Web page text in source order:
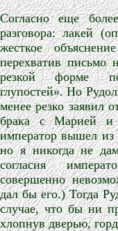
Согласно еще
разговора: лакей
жесткое
перехватив письмо
резкой форме
глупостей». Но
менее резко заявил
брака с Марией и
император вышел из
но я никогда не
согласия
совершенно
дал бы его.) Тогда
случае, что бы ни
хлопнув дверью,